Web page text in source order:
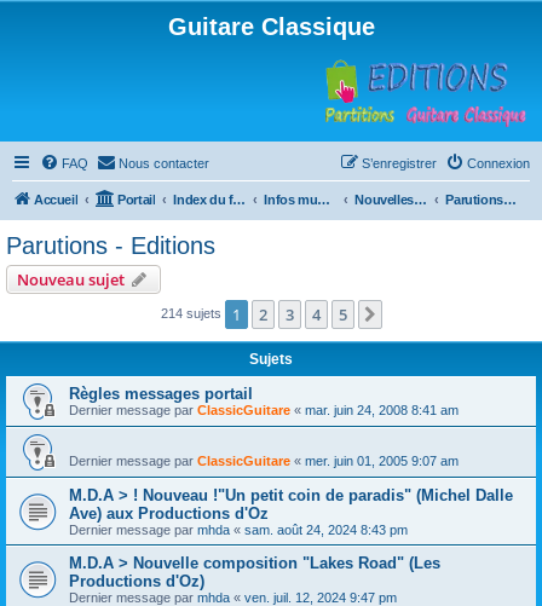
Guitare Classique
FAQ Nous contacter Connexion
S’enregistrer
Accueil Portail Index du forum Infos musicales Nouvelles de toutes sortes, concerts, partitions… Parutions - Editions
Parutions - Editions
Nouveau sujet
214 sujets 1 2 3 4 5
Sujets
Règles messages portail
Dernier message par ClassicGuitare « mar. juin 24, 2008 8:41 am
Dernier message par ClassicGuitare « mer. juin 01, 2005 9:07 am
M.D.A > ! Nouveau !"Un petit coin de paradis" (Michel Dalle
Ave) aux Productions d'Oz
Dernier message par mhda « sam. août 24, 2024 8:43 pm
M.D.A > Nouvelle composition "Lakes Road" (Les
Productions d'Oz)
Dernier message par mhda « ven. juil. 12, 2024 9:47 pm